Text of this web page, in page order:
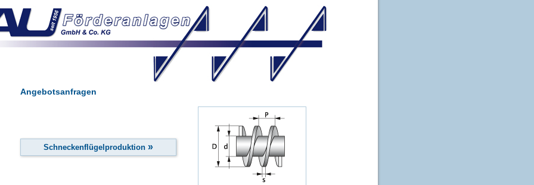
Angebotsanfragen
Schneckenflügelproduktion »